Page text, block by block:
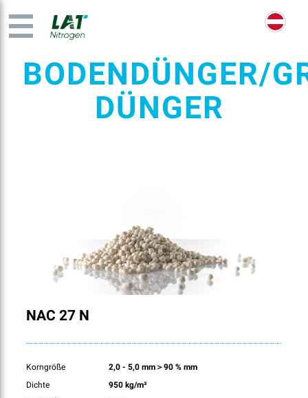
BODENDÜNGER/
DÜNGER
NAC 27 N
Korngröße
2,0 - 5,0 mm＞90 % mm
Dichte
950 kg/m³